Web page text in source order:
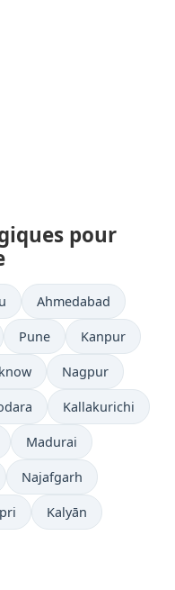
pour
Ahmedabad
Pune Kanpur
Nagpur
Kallakurichi
Madurai
Najafgarh
Kalyān